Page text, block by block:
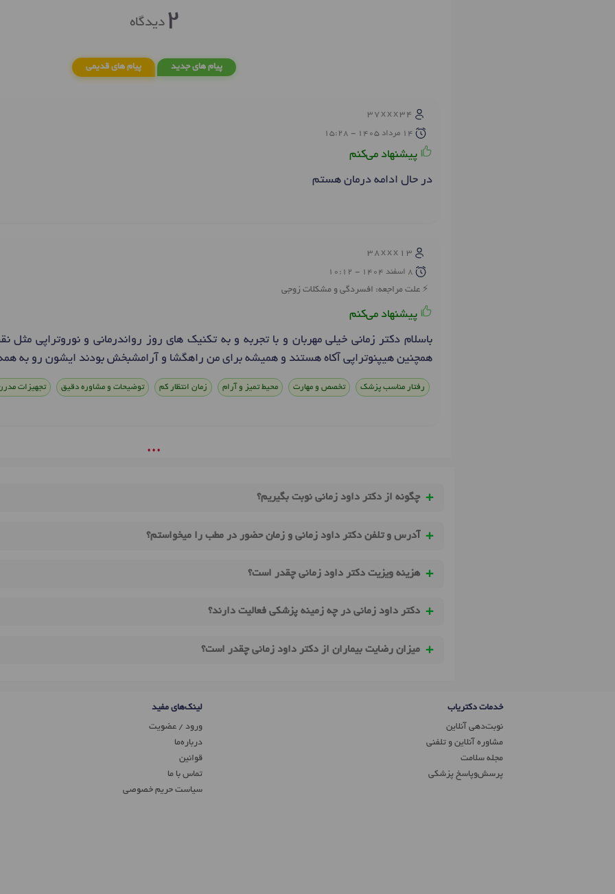
2دیدگاه
پیام های جدید پیام های قدیمی
37xxx34
14 مرداد 1405 - 15:28
پیشنهاد می‌کنم
در حال ادامه درمان هستم
38xxx13
8 اسفند 1404 - 10:12
علت مراجعه: افسردگی و مشکلات زوجی
پیشنهاد می‌کنم
باسلام دکتر زمانی خیلی مهربان و با تجربه و به تکنیک های روز رواندرمانی و نوروتراپی
همچنین هیپنوتراپی آکاه هستند و همیشه برای من راهگشا و آرامشبخش بودند ایشون رو به
رفتار مناسب پزشک تخصص و مهارت محیط تمیز و آرام زمان انتظار کم توضیحات و مشاوره دقیق تجهیزات
• • •
چگونه از دکتر داود زمانی نوبت بگیریم؟
آدرس و تلفن دکتر داود زمانی و زمان حضور در مطب را میخواستم؟
هزینه ویزیت دکتر داود زمانی چقدر است؟
دکتر داود زمانی در چه زمینه پزشکی فعالیت دارند؟
میزان رضایت بیماران از دکتر داود زمانی چقدر است؟
خدمات دکتریاب
نوبت‌دهی آنلاین
مشاوره آنلاین و تلفنی
مجله سلامت
پرسش‌و‌پاسخ پزشکی
لینک‌های مفید
ورود / عضویت
درباره‌ما
قوانین
تماس ‌با ما
سیاست حریم خصوصی